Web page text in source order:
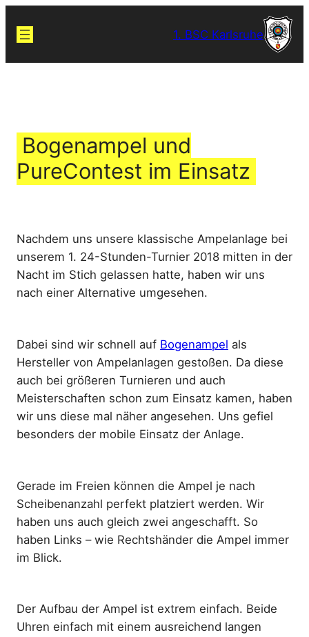
Inhalt
1. BSC Karlsruhe
Bogenampel und
PureContest im Einsatz
Nachdem uns unsere klassische Ampelanlage bei
unserem 1. 24-Stunden-Turnier 2018 mitten in der
Nacht im Stich gelassen hatte, haben wir uns
nach einer Alternative umgesehen.
Dabei sind wir schnell auf Bogenampel als
Hersteller von Ampelanlagen gestoßen. Da diese
auch bei größeren Turnieren und auch
Meisterschaften schon zum Einsatz kamen, haben
wir uns diese mal näher angesehen. Uns gefiel
besonders der mobile Einsatz der Anlage.
Gerade im Freien können die Ampel je nach
Scheibenanzahl perfekt platziert werden. Wir
haben uns auch gleich zwei angeschafft. So
haben Links – wie Rechtshänder die Ampel immer
im Blick.
Der Aufbau der Ampel ist extrem einfach. Beide
Uhren einfach mit einem ausreichend langen